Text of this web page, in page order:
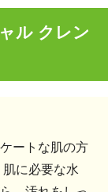
ル クレン
ートな肌の方
に必要な水